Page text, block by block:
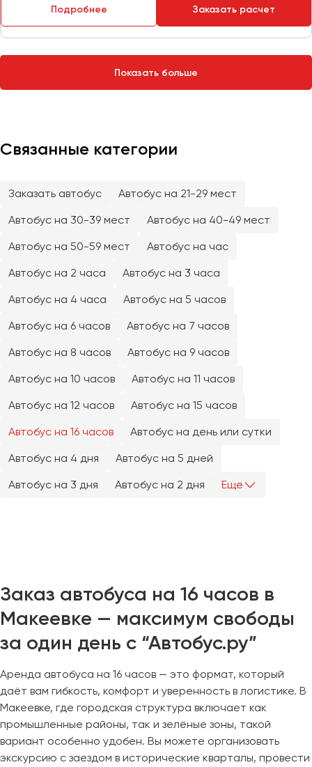
Подробнее Заказать расчет
Показать больше
Связанные категории
Заказать автобус
Автобус на 21-29 мест
Автобус на 30-39 мест
Автобус на 40-49 мест
Автобус на 50-59 мест
Автобус на час
Автобус на 2 часа
Автобус на 3 часа
Автобус на 4 часа
Автобус на 5 часов
Автобус на 6 часов
Автобус на 7 часов
Автобус на 8 часов
Автобус на 9 часов
Автобус на 10 часов
Автобус на 11 часов
Автобус на 12 часов
Автобус на 15 часов
Автобус на 16 часов
Автобус на день или сутки
Автобус на 4 дня
Автобус на 5 дней
Автобус на 3 дня
Автобус на 2 дня Еще
Заказ автобуса на 16 часов в
Макеевке — максимум свободы
за один день с “Автобус.ру”
Аренда автобуса на 16 часов — это формат, который
даёт вам гибкость, комфорт и уверенность в логистике. В
Макеевке, где городская структура включает как
промышленные районы, так и зелёные зоны, такой
вариант особенно удобен. Вы можете организовать
экскурсию с заездом в исторические кварталы, провести
Тверь
Тольятти
Улан-Удэ
Уфа
Феодосия
Чебоксары
Челябинск
Чита
Ярославль